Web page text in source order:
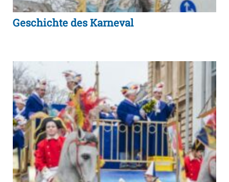
Geschichte des Karneval